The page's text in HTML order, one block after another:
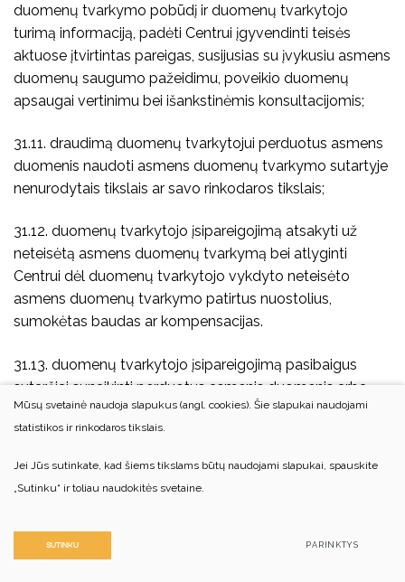
duomenų tvarkymo pobūdį ir duomenų tvarkytojo
turimą informaciją, padėti Centrui įgyvendinti teisės
aktuose įtvirtintas pareigas, susijusias su įvykusiu asmens
duomenų saugumo pažeidimu, poveikio duomenų
apsaugai vertinimu bei išankstinėmis konsultacijomis;
31.11. draudimą duomenų tvarkytojui perduotus asmens
duomenis naudoti asmens duomenų tvarkymo sutartyje
nenurodytais tikslais ar savo rinkodaros tikslais;
31.12. duomenų tvarkytojo įsipareigojimą atsakyti už
neteisėtą asmens duomenų tvarkymą bei atlyginti
Centrui dėl duomenų tvarkytojo vykdyto neteisėto
asmens duomenų tvarkymo patirtus nuostolius,
sumokėtas baudas ar kompensacijas.
31.13. duomenų tvarkytojo įsipareigojimą pasibaigus
sutarčiai sunaikinti perduotus asmenis duomenis arba
gražinti juos Centrui;
duomenų tvarkymo teisėtumą ir saugumą.
užtikrina, kad tinkamos techninės ir organizacinės
priemonės bus įgyvendintos tokiu būdu, kad duomenų
Mūsų svetainė naudoja slapukus (angl. cookies). Šie slapukai naudojami
statistikos ir rinkodaros tikslais.
Jei Jūs sutinkate, kad šiems tikslams būtų naudojami slapukai, spauskite
„Sutinku“ ir toliau naudokitės svetaine.
SUTINKU PARINKTYS